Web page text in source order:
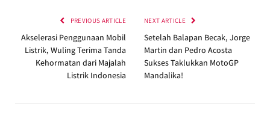
PREVIOUS ARTICLE
Akselerasi Penggunaan Mobil
Listrik, Wuling Terima Tanda
Kehormatan dari Majalah
Listrik Indonesia
NEXT ARTICLE
Setelah Balapan Becak, Jorge
Martin dan Pedro Acosta
Sukses Taklukkan MotoGP
Mandalika!